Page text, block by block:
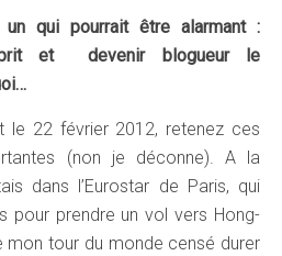
qui pourrait être alarmant :
et devenir blogueur le
le 22 février 2012, retenez ces
(non je déconne). A la
dans l’Eurostar de Paris, qui
pour prendre un vol vers Hong-
mon tour du monde censé durer